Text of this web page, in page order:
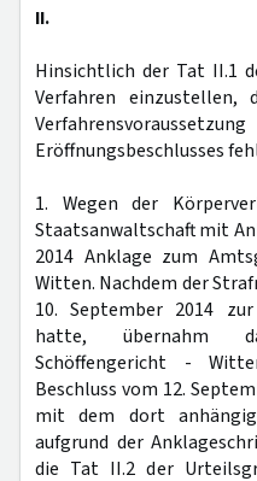
II.
Hinsichtlich der Tat II.1
Verfahren
Eröffnungsbeschlusses
1. Wegen der
Staatsanwaltschaft mit
2014 Anklage zum
Witten. Nachdem der
10. September 2014
hatte, übernahm
Schöffengericht -
Beschluss vom 12.
mit dem dort
aufgrund der
die Tat II.2 der